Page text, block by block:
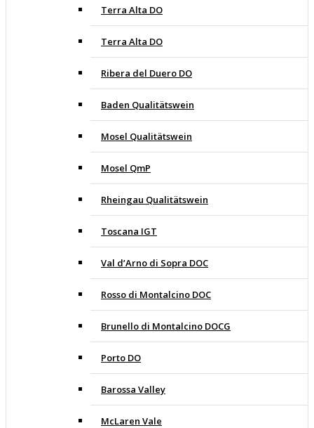
Terra Alta DO
Terra Alta DO
Ribera del Duero DO
Baden Qualitätswein
Mosel Qualitätswein
Mosel QmP
Rheingau Qualitätswein
Toscana IGT
Val d’Arno di Sopra DOC
Rosso di Montalcino DOC
Brunello di Montalcino DOCG
Porto DO
Barossa Valley
McLaren Vale